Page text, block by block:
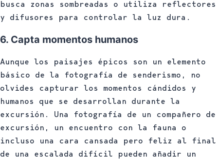
busca zonas sombreadas o utiliza reflectores
y difusores para controlar la luz dura.
6. Capta momentos humanos
Aunque los paisajes épicos son un elemento
básico de la fotografía de senderismo, no
olvides capturar los momentos cándidos y
humanos que se desarrollan durante la
excursión. Una fotografía de un compañero de
excursión, un encuentro con la fauna o
incluso una cara cansada pero feliz al final
de una escalada difícil pueden añadir un